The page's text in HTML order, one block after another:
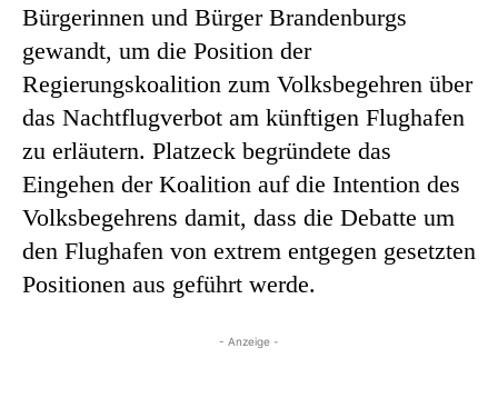
Bürgerinnen und Bürger Brandenburgs
gewandt, um die Position der
Regierungskoalition zum Volksbegehren über
das Nachtflugverbot am künftigen Flughafen
zu erläutern. Platzeck begründete das
Eingehen der Koalition auf die Intention des
Volksbegehrens damit, dass die Debatte um
den Flughafen von extrem entgegen gesetzten
Positionen aus geführt werde.
- Anzeige -